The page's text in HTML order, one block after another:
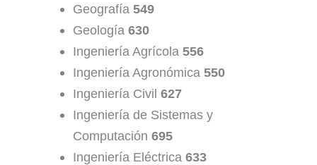
Geografía 549
Geología 630
Ingeniería Agrícola 556
Ingeniería Agronómica 550
Ingeniería Civil 627
Ingeniería de Sistemas y
Computación 695
Ingeniería Eléctrica 633